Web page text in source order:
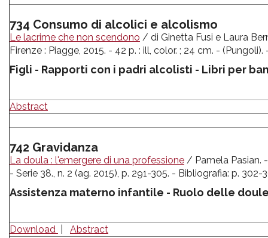
734 Consumo di alcolici e alcolismo
Le lacrime che non scendono / di Ginetta Fusi e Laura
Firenze : Piagge, 2015. - 42 p. : ill, color. ; 24 cm. -
Figli - Rapporti con i padri alcolisti - Libri per
Abstract
742 Gravidanza
La doula : l'emergere di una professione / Pamela Pasian.
- Serie 38., n. 2 (ag. 2015), p. 291-305. - Bibliografia: p. 302-
Assistenza materno infantile - Ruolo delle
Download Abstract